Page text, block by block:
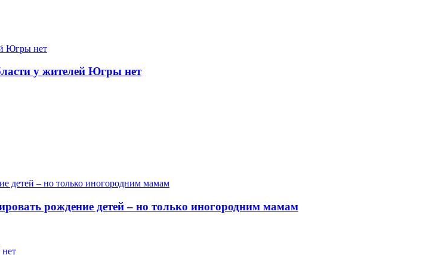
у жителей Югры нет
рождение детей – но только иногородним мамам